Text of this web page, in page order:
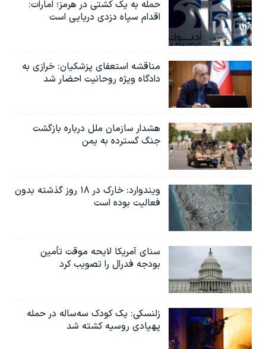
حمله به یک کشتی در هرمز؛ امارات:
اقدام سپاه دزدی دریایی است
مناقشه استعفای پزشکیان: خرازی به
دادگاه ویژه روحانیت احضار شد
هشدار سازمان ملل درباره بازگشت
جنگ گسترده به یمن
ویندوارد: خارک در ۱۸ روز گذشته بدون
فعالیت بوده است
سنای آمریکا لایحه موقت تأمین
بودجه فدرال را تصویب کرد
زلنسکی: یک کودک سه‌ساله در حمله
پهپادی روسیه کشته شد